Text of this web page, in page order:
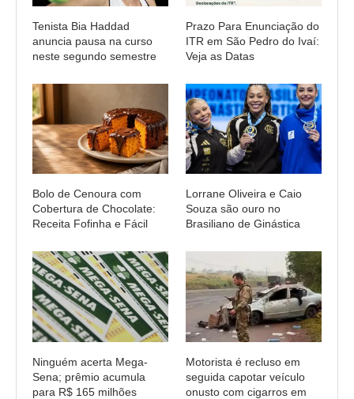
Tenista Bia Haddad
anuncia pausa na curso
neste segundo semestre
Prazo Para Enunciação do
ITR em São Pedro do Ivaí:
Veja as Datas
Bolo de Cenoura com
Cobertura de Chocolate:
Receita Fofinha e Fácil
Lorrane Oliveira e Caio
Souza são ouro no
Brasiliano de Ginástica
Ninguém acerta Mega-
Sena; prêmio acumula
para R$ 165 milhões
Motorista é recluso em
seguida capotar veículo
onusto com cigarros em